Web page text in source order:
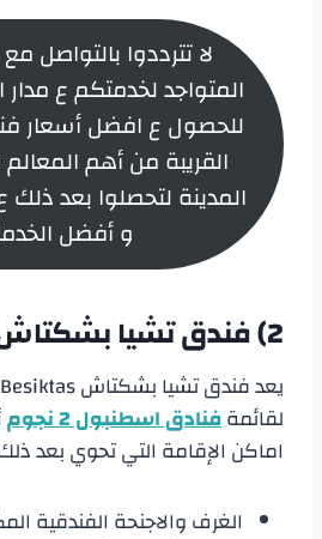
لا تترددوا بالتواصل
المتواجد لخدمتكم ع
للحصول ع افضل أسعار
القريبة من أهم
المدينة لتحصلوا بعد
و أفضل
2) فندق تشيا بشكتاش
لقائمةفنادق اسطنبول 2 نجوم
اماكن الإقامة التي تحوي بعد
الغرف والاجنحة الفندقية